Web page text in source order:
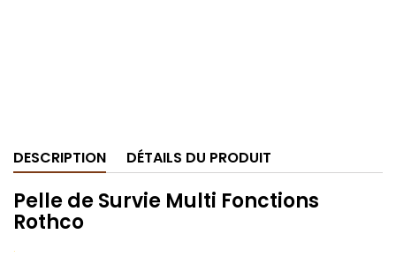
DESCRIPTION DÉTAILS DU PRODUIT
Pelle de Survie Multi Fonctions
Rothco
.